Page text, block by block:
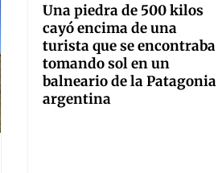
Una piedra de 500 kilos
cayó encima de una
turista que se encontraba
tomando sol en un
balneario de la Patagonia
argentina